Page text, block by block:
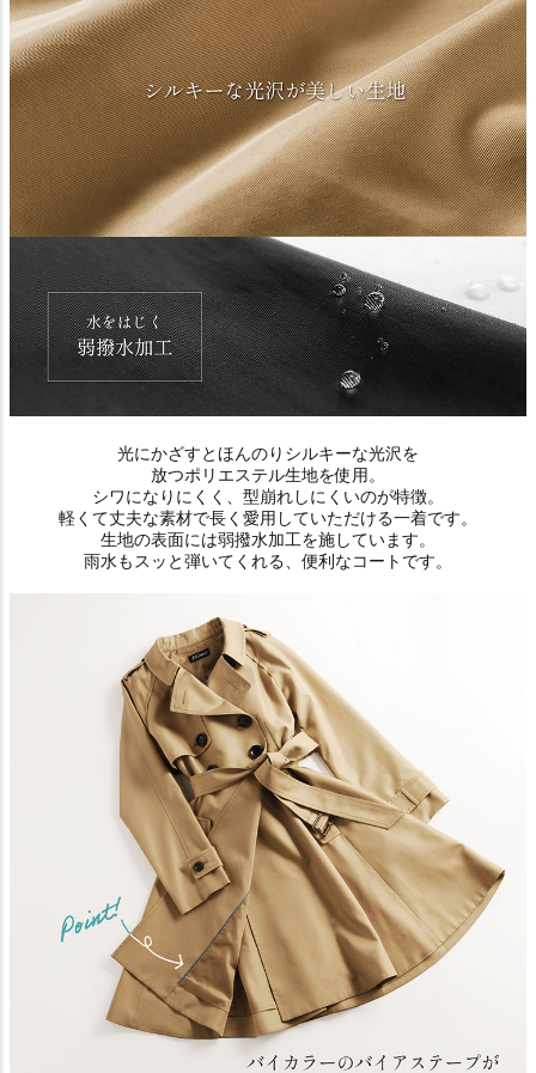
光にかざすとほんのりシルキーな光沢を
放つポリエステル生地を使用。
シワになりにくく、型崩れしにくいのが特徴。
軽くて丈夫な素材で長く愛用していただける一着です。
生地の表面には弱撥水加工を施しています。
雨水もスッと弾いてくれる、便利なコートです。